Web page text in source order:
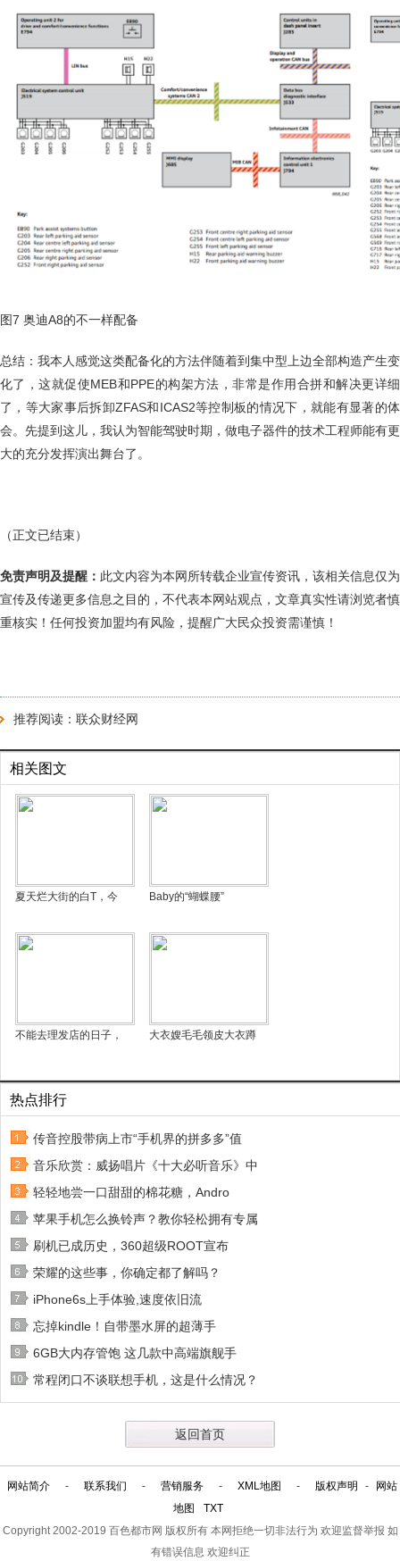
图7 奥迪A8的不一样配备
总结：我本人感觉这类配备化的方法伴随着到集中型上边全部构造产生变
化了，这就促使MEB和PPE的构架方法，非常是作用合拼和解决更详细
了，等大家事后拆卸ZFAS和ICAS2等控制板的情况下，就能有显著的体
会。先提到这儿，我认为智能驾驶时期，做电子器件的技术工程师能有更
大的充分发挥演出舞台了。
（正文已结束）
免责声明及提醒： 此文内容为本网所转载企业宣传资讯，该相关信息仅为
宣传及传递更多信息之目的，不代表本网站观点，文章真实性请浏览者慎
重核实！任何投资加盟均有风险，提醒广大民众投资需谨慎！
推荐阅读： 联众财经网
相关图文
夏天烂大街的白T，今 Baby的“蝴蝶腰”
不能去理发店的日子， 大衣嫂毛毛领皮大衣蹲
热点排行
传音控股带病上市“手机界的拼多多”值
音乐欣赏：威扬唱片《十大必听音乐》中
轻轻地尝一口甜甜的棉花糖，Andro
苹果手机怎么换铃声？教你轻松拥有专属
刷机已成历史，360超级ROOT宣布
荣耀的这些事，你确定都了解吗？
iPhone6s上手体验,速度依旧流
忘掉kindle！自带墨水屏的超薄手
6GB大内存管饱 这几款中高端旗舰手
常程闭口不谈联想手机，这是什么情况？
返回首页
网站简介 - 联系我们 - 营销服务 - XML地图 - 版权声明 -
网站
地图
TXT
Copyright 2002-2019 百色都市网 版权所有 本网拒绝一切非法行为 欢迎监督举报 如
有错误信息 欢迎纠正